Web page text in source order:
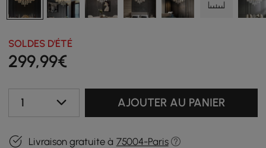
SOLDES D'ÉTÉ
299,99€
1 AJOUTER AU PANIER
Livraison gratuite à 75004-Paris